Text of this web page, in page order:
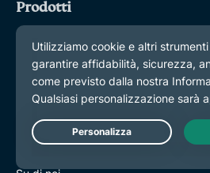
Prodotti
ExpressKeys
ExpressMailGuard
eSIM
ExpressAI
Informazioni su ExpressVPN